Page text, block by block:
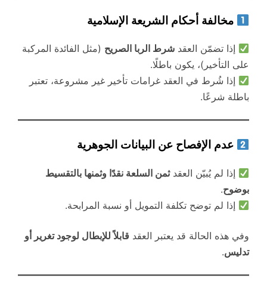
مخالفة أحكام الشريعة الإسلامية
إذا تضمّن العقدشرط الربا الصريح (مثل الفائدة المركبة
على التأخير)، يكون باطلًا.
إذا شُرط في العقد غرامات تأخير غير مشروعة، تعتبر
باطلة شرعًا.
عدم الإفصاح عن البيانات الجوهرية
إذا لم يُبيّن العقدثمن السلعة نقدًا وثمنها بالتقسيط
بوضوح.
إذا لم توضح تكلفة التمويل أو نسبة المرابحة.
وفي هذه الحالة قد يعتبر العقد قابلاً للإبطال لوجود تغرير أو
تدليس.